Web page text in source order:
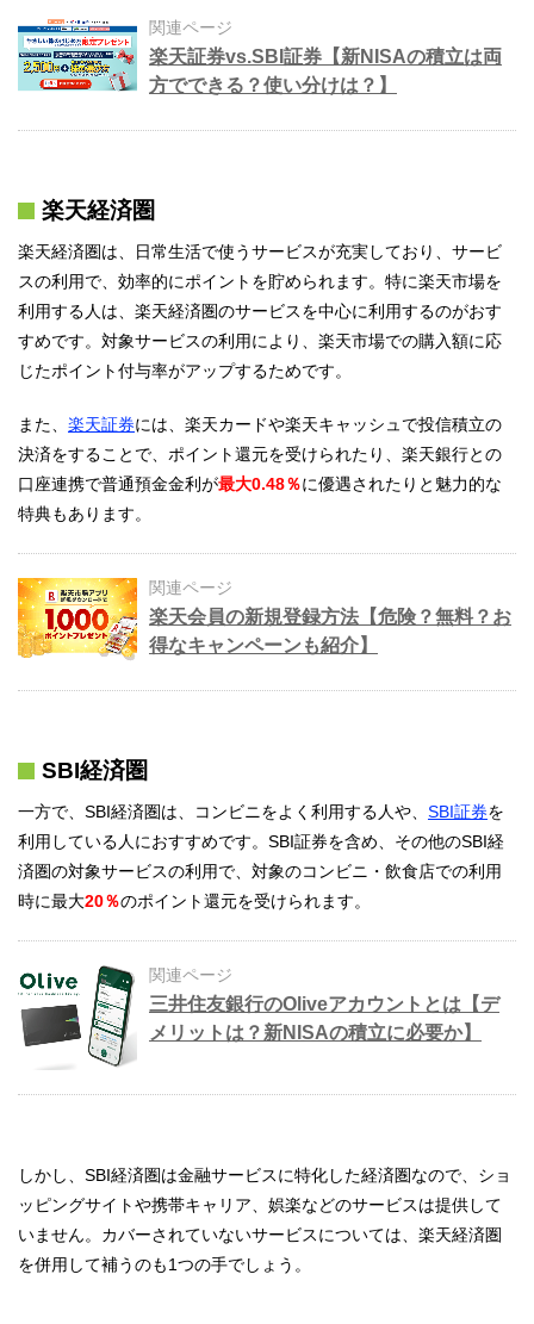
関連ページ
楽天証券vs.SBI証券【新NISAの積立は両
方でできる？使い分けは？】
楽天経済圏
楽天経済圏は、日常生活で使うサービスが充実しており、サービ
スの利用で、効率的にポイントを貯められます。特に楽天市場を
利用する人は、楽天経済圏のサービスを中心に利用するのがおす
すめです。対象サービスの利用により、楽天市場での購入額に応
じたポイント付与率がアップするためです。
また、 楽天証券には、楽天カードや楽天キャッシュで投信積立の
決済をすることで、ポイント還元を受けられたり、楽天銀行との
口座連携で普通預金金利が最大0.48％に優遇されたりと魅力的な
特典もあります。
関連ページ
楽天会員の新規登録方法【危険？無料？お
得なキャンペーンも紹介】
SBI経済圏
一方で、SBI経済圏は、コンビニをよく利用する人や、 SBI証券を
利用している人におすすめです。SBI証券を含め、その他のSBI経
済圏の対象サービスの利用で、対象のコンビニ・飲食店での利用
時に最大20％のポイント還元を受けられます。
関連ページ
三井住友銀行のOliveアカウントとは【デ
メリットは？新NISAの積立に必要か】
しかし、SBI経済圏は金融サービスに特化した経済圏なので、ショ
ッピングサイトや携帯キャリア、娯楽などのサービスは提供して
いません。カバーされていないサービスについては、楽天経済圏
を併用して補うのも1つの手でしょう。